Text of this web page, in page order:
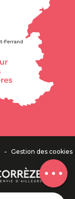
Description
- Gestion des cookies